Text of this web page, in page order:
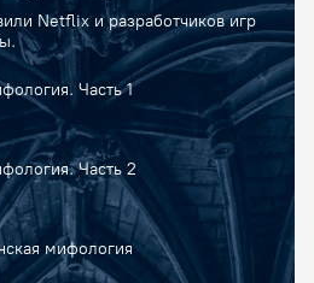
Netflix и разработчиков игр
Часть 1
Часть 2
мифология